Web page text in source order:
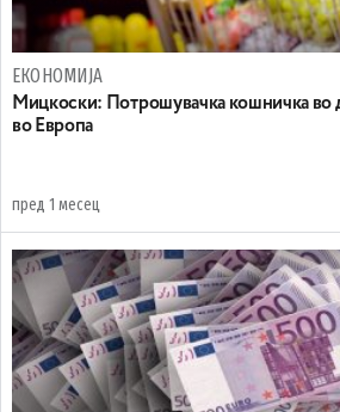
ЕКОНОМИЈА
Мицкоски: Потрошувачка кошничка во
во Европа
пред 1 месец